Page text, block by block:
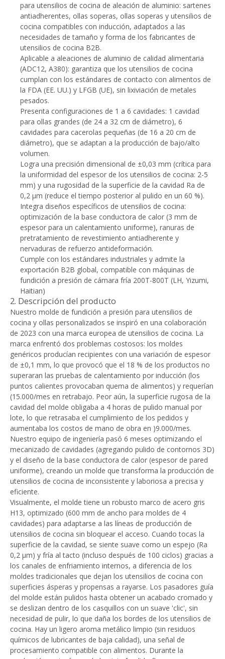
para utensilios de cocina de aleación de aluminio: sartenes
antiadherentes, ollas soperas, ollas soperas y utensilios de
cocina compatibles con inducción, adaptados a las
necesidades de tamaño y forma de los fabricantes de
utensilios de cocina B2B.
Aplicable a aleaciones de aluminio de calidad alimentaria
(ADC12, A380): garantiza que los utensilios de cocina
cumplan con los estándares de contacto con alimentos de
la FDA (EE. UU.) y LFGB (UE), sin lixiviación de metales
pesados.
Presenta configuraciones de 1 a 6 cavidades: 1 cavidad
para ollas grandes (de 24 a 32 cm de diámetro), 6
cavidades para cacerolas pequeñas (de 16 a 20 cm de
diámetro), que se adaptan a la producción de bajo/alto
volumen.
Logra una precisión dimensional de ±0,03 mm (crítica para
la uniformidad del espesor de los utensilios de cocina: 2-5
mm) y una rugosidad de la superficie de la cavidad Ra de
0,2 μm (reduce el tiempo posterior al pulido en un 60 %).
Integra diseños específicos de utensilios de cocina:
optimización de la base conductora de calor (3 mm de
espesor para un calentamiento uniforme), ranuras de
pretratamiento de revestimiento antiadherente y
nervaduras de refuerzo antideformación.
Cumple con los estándares industriales y admite la
exportación B2B global, compatible con máquinas de
fundición a presión de cámara fría 200T-800T (LH, Yizumi,
Haitian)
2. Descripción del producto
Nuestro molde de fundición a presión para utensilios de
cocina y ollas personalizados se inspiró en una colaboración
de 2023 con una marca europea de utensilios de cocina. La
marca enfrentó dos problemas costosos: los moldes
genéricos producían recipientes con una variación de espesor
de ±0,1 mm, lo que provocó que el 18 % de los productos no
superaran las pruebas de calentamiento por inducción (los
puntos calientes provocaban quema de alimentos) y requerían
(15.000/mes en retrabajo. Peor aún, la superficie rugosa de la
cavidad del molde obligaba a 4 horas de pulido manual por
lote, lo que retrasaba el cumplimiento de los pedidos y
aumentaba los costos de mano de obra en )9.000/mes.
Nuestro equipo de ingeniería pasó 6 meses optimizando el
mecanizado de cavidades (agregando pulido de contornos 3D)
y el diseño de la base conductora de calor (espesor de pared
uniforme), creando un molde que transforma la producción de
utensilios de cocina de inconsistente y laboriosa a precisa y
eficiente.
Visualmente, el molde tiene un robusto marco de acero gris
H13, optimizado (600 mm de ancho para moldes de 4
cavidades) para adaptarse a las líneas de producción de
utensilios de cocina sin bloquear el acceso. Cuando tocas la
superficie de la cavidad, se siente suave como un espejo (Ra
0,2 μm) y fría al tacto (incluso después de 100 ciclos) gracias a
los canales de enfriamiento internos, a diferencia de los
moldes tradicionales que dejan los utensilios de cocina con
superficies ásperas y propensas a rayarse. Los pasadores guía
del molde están pulidos hasta obtener un acabado cromado y
se deslizan dentro de los casquillos con un suave 'clic', sin
necesidad de pulir, lo que daña los bordes de los utensilios de
cocina. Hay un ligero aroma metálico limpio (sin residuos
químicos de lubricantes de baja calidad), una señal de
procesamiento compatible con alimentos. Durante la